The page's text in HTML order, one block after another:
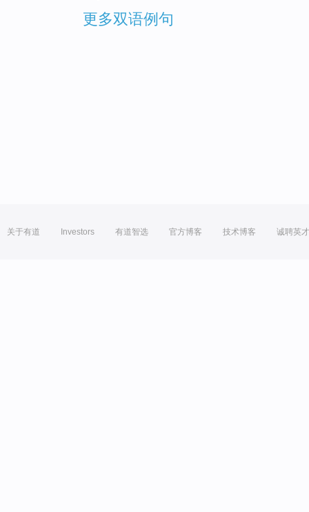
更多双语例句
关于有道 Investors 有道智选 官方博客 技术博客 诚聘英才